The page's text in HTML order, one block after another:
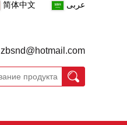
简体中文 عربى
zbsnd@hotmail.com